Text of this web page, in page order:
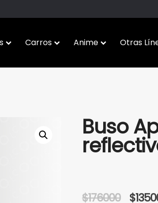
Carros Anime Otras
Buso
$176000 $